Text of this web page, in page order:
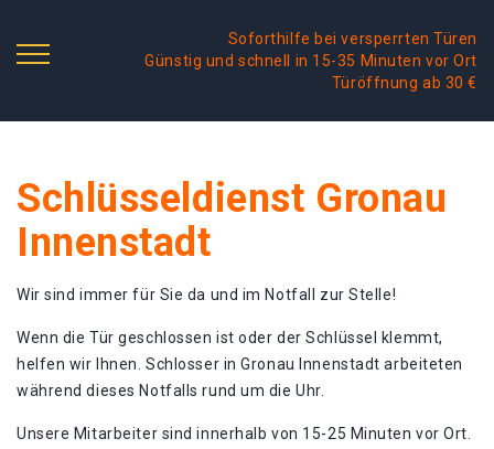
Soforthilfe bei versperrten Türen
Günstig und schnell in 15-35 Minuten vor Ort
Türöffnung ab 30 €
Schlüsseldienst Gronau
Innenstadt
Wir sind immer für Sie da und im Notfall zur Stelle!
Wenn die Tür geschlossen ist oder der Schlüssel klemmt,
helfen wir Ihnen. Schlosser in Gronau Innenstadt arbeiteten
während dieses Notfalls rund um die Uhr.
Unsere Mitarbeiter sind innerhalb von 15-25 Minuten vor Ort.